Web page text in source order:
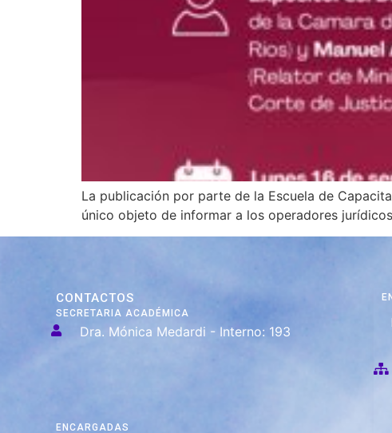
La publicación por parte de la Escuela de
único objeto de informar a los operadores
CONTACTOS
SECRETARIA ACADÉMICA
Dra. Mónica Medardi - Interno: 193
ENCARGADAS